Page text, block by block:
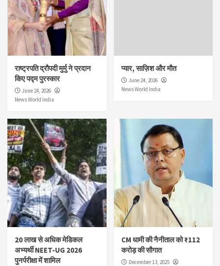
राष्ट्रपति द्रौपदी मुर्मु ने प्रदान
किए पद्म पुरस्कार
June 24, 2026
News World India
प्यार, साज़िश और मौत
June 24, 2026
News World India
20 लाख से अधिक मेडिकल
अभ्यर्थी NEET-UG 2026
पुनर्परीक्षा में शामिल
CM धामी की नैनीताल को ₹112
करोड़ की सौगात
December 13, 2025